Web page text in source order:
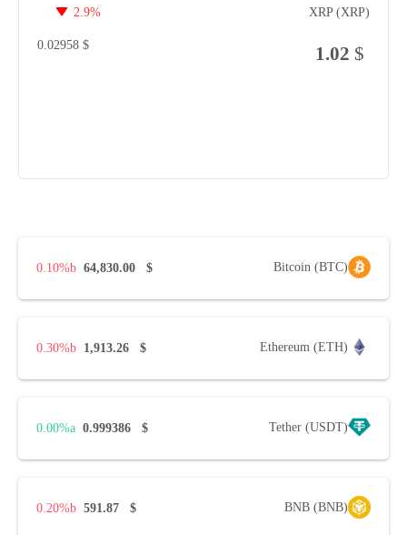
XRP (XRP)
2.9%
$
1.02
$
0.02958
Bitcoin (BTC)
$
64,830.00
0.10%
Ethereum (ETH)
$
1,913.26
0.30%
Tether (USDT)
$
0.999386
0.00%
BNB (BNB)
$
591.87
0.20%